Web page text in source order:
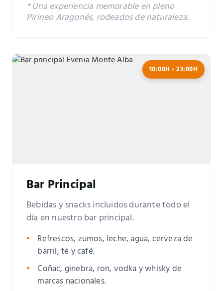
* Una experiencia memorable en pleno
Pirineo Aragonés, rodeados de naturaleza.
10:00H - 23:00H
Bar Principal
Bebidas y snacks incluidos durante todo el
día en nuestro bar principal.
Refrescos, zumos, leche, agua, cerveza de
barril, té y café.
Coñac, ginebra, ron, vodka y whisky de
marcas nacionales.